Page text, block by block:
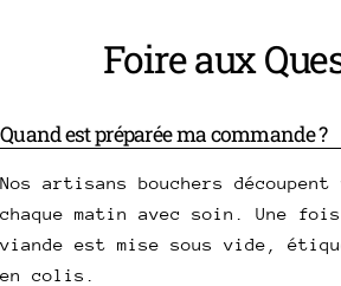
Foire aux
Quand est préparée ma commande ?
Nos artisans bouchers
chaque matin avec soin. Une
viande est mise sous vide,
en colis.